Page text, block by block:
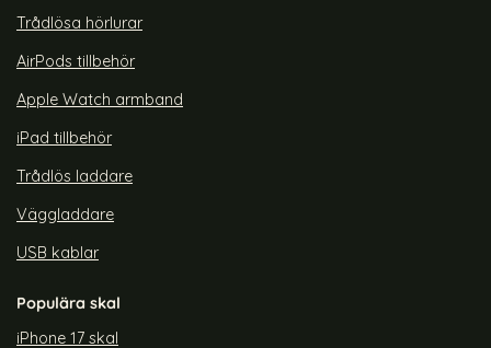
Trådlösa hörlurar
AirPods tillbehör
Apple Watch armband
iPad tillbehör
Trådlös laddare
Väggladdare
USB kablar
Populära skal
iPhone 17 skal